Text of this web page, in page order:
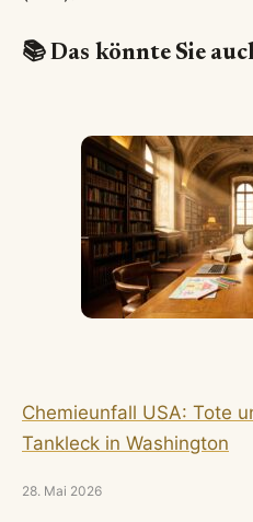
📚 Das könnte Sie
Chemieunfall USA: Tote
Tankleck in Washington
28. Mai 2026